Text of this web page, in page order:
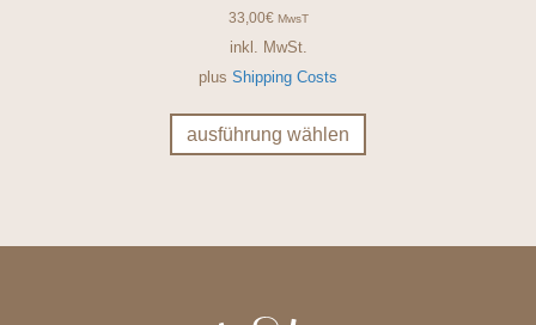
33,00€ MwsT
inkl. MwSt.
plus Shipping Costs
ausführung wählen
weist
Die